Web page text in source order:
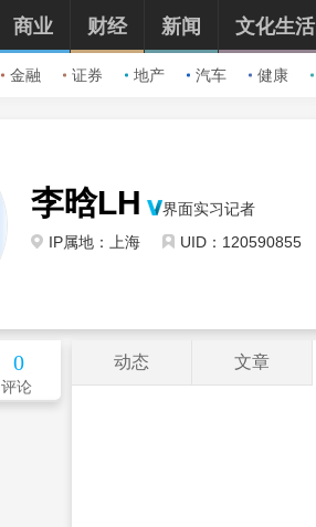
金融 证券 地产 汽车 健康
商业 财经 新闻 文化生活
李晗LH
界面实习记者
IP属地：上海
UID：120590855
0
评论
动态 文章